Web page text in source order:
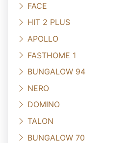
FACE
HIT 2 PLUS
APOLLO
FASTHOME 1
BUNGALOW 94
NERO
DOMINO
TALON
BUNGALOW 70